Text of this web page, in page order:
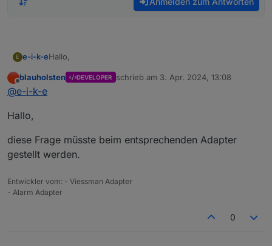
E e-i-k-eHallo,
ich lasse mir über eine Amazon Alex mitteilen, wenn ich
Bevor die Textwiedergabe gesprochen wird, kommt
Offline
blauholsten DEVELOPER schrieb am 3. Apr. 2024, 13:08
zuletzt editiert von
@e-i-k-e
Hallo,
diese Frage müsste beim entsprechenden Adapter
gestellt werden.
Entwickler vom: - Viessman Adapter
- Alarm Adapter
0